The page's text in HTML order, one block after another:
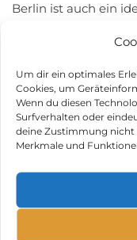
Um dir ein optimales
Cookies, um
Wenn du diesen
Surfverhalten oder
deine Zustimmung
Merkmale und
Berlin ist auch ein
entfernt sind.
beliebtes Reiseziel.
Schloss ein
Reichweite ist der
wo aus Sie zu
Fazit
Ob Sie Kunst- und